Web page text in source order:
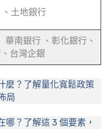
土地銀行
華南銀行 、彰化銀行、
台灣企銀
麼？了解量化寬鬆政策
局
哪？了解這 3 個要素，